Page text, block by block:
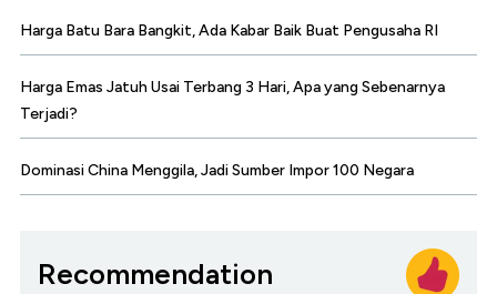
Harga Batu Bara Bangkit, Ada Kabar Baik Buat Pengusaha RI
Harga Emas Jatuh Usai Terbang 3 Hari, Apa yang Sebenarnya
Terjadi?
Dominasi China Menggila, Jadi Sumber Impor 100 Negara
Recommendation